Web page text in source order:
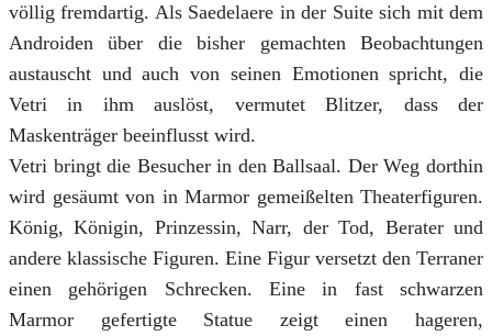
völlig fremdartig. Als Saedelaere in der Suite sich mit dem
Androiden über die bisher gemachten Beobachtungen
austauscht und auch von seinen Emotionen spricht, die
Vetri in ihm auslöst, vermutet Blitzer, dass der
Maskenträger beeinflusst wird.
Vetri bringt die Besucher in den Ballsaal. Der Weg dorthin
wird gesäumt von in Marmor gemeißelten Theaterfiguren.
König, Königin, Prinzessin, Narr, der Tod, Berater und
andere klassische Figuren. Eine Figur versetzt den Terraner
einen gehörigen Schrecken. Eine in fast schwarzen
Marmor gefertigte Statue zeigt einen hageren,